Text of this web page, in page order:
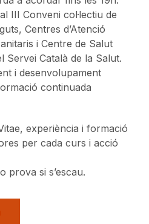
III Conveni col·lectiu de
Centres d’Atenció
i Centre de Salut
Servei Català de la Salut.
i desenvolupament
continuada
experiència i formació
per cada curs i acció
prova si s’escau.